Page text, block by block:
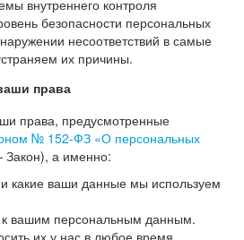
внутреннего контроля
безопасности персональных
несоответствий в самые
их причины.
права
права, предусмотренные
№ 152-ФЗ «О персональных
а именно:
и какие ваши данные мы используем
к вашим персональным данным.
их у нас в любое время